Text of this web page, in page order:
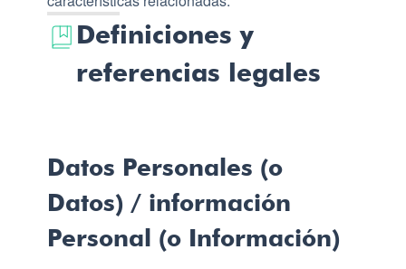
Definiciones y
referencias legales
Datos Personales (o
Datos) / información
Personal (o Información)